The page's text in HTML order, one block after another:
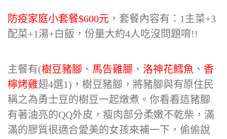
防疫家庭小套餐$600元 ，套餐內容有：1主菜+3
配菜+1湯+白飯，份量大約4人吃沒問題唷!!
主餐有(樹豆豬腳 、 馬告雞腿 、 洛神花鱈魚 、 香
檸烤雞翅4選1)，樹豆豬腳，將豬腳與有原住民
稱之為勇士豆的樹豆一起燉煮。你看看這豬腳
有著油亮的QQ外皮，瘦肉部分柔嫩不乾柴，滿
滿的膠質很適合愛美的女孩來補一下，偷偷說